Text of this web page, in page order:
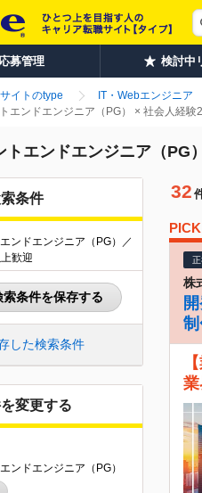
募管理 検討中
イトのtype IT・Webエンジニア
エンドエンジニア（PG） × 社会人経
トエンドエンジニア（PG
条件
ンドエンジニア（PG）／
歓迎
索条件を保存する
した検索条件
変更する
ンドエンジニア（PG）
32
株